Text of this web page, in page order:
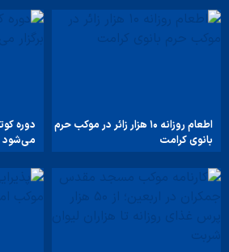
اطعام روزانه ۱۰ هزار زائر در موکب حرم
بانوی کرامت
دوره
می‌شود